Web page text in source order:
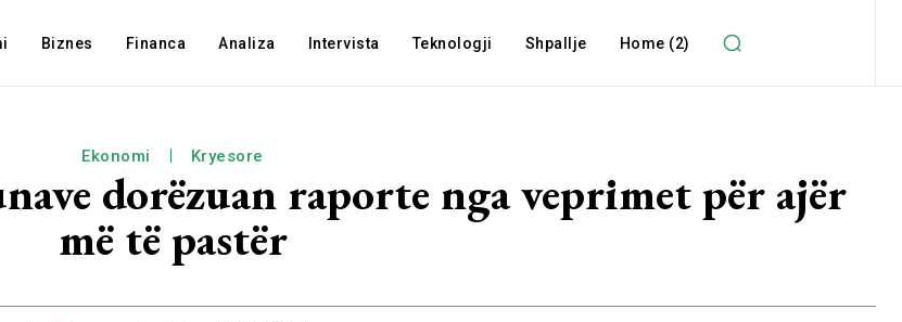
Biznes Financa Analiza Intervista Teknologji Shpallje Home (2)
Ekonomi Kryesore
dorëzuan raporte nga veprimet për ajër
më të pastër